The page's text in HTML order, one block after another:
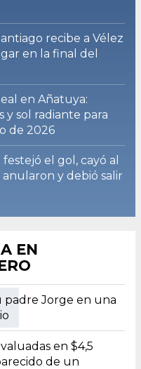
recibe a Vélez
en la final del
en Añatuya:
y sol radiante para
de 2026
festejó el gol, cayó al
y debió salir
EN
padre Jorge en una
en $4,5
de un